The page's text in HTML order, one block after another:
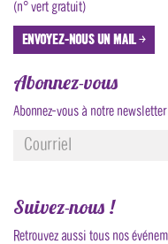
(n° vert gratuit)
ENVOYEZ-NOUS UN MAIL ￫
Abonnez-vous
Abonnez-vous à notre
Suivez-nous !
Retrouvez aussi tous nos